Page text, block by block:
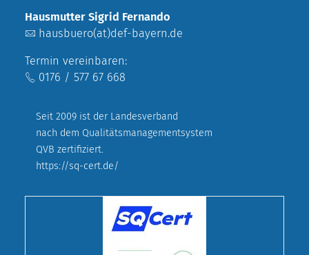
Hausmutter Sigrid Fernando
hausbuero(at)def-bayern.de
Termin vereinbaren:
0176 / 577 67 668
Seit 2009 ist der Landesverband
nach dem Qualitätsmanagementsystem
QVB zertifiziert.
https://sq-cert.de/